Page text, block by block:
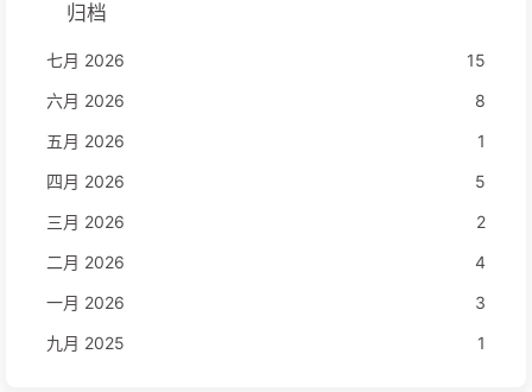
归档
七月 2026
15
六月 2026
8
五月 2026
1
四月 2026
5
三月 2026
2
二月 2026
4
一月 2026
3
九月 2025
1